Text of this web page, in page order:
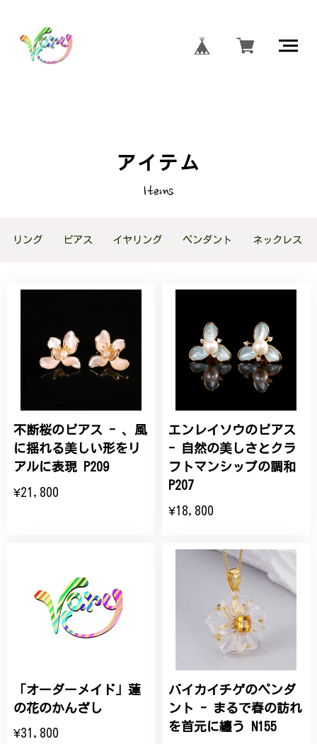
アイテム
Items
リング ピアス イヤリング ペンダント ネックレス
不断桜のピアス - 、風
に揺れる美しい形をリ
アルに表現 P209
¥21,800
エンレイソウのピアス
- 自然の美しさとクラ
フトマンシップの調和
P207
¥18,800
「オーダーメイド」蓮
の花のかんざし
¥31,800
バイカイチゲのペンダ
ント - まるで春の訪れ
を首元に纏う N155